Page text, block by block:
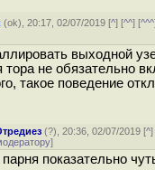
(ok), 20:17, 02/07/2019 [^] [^^] [^^^
выходной
тора не обязательно
такое поведение
(?), 20:36, 02/07/2019 [^]
]
показательно